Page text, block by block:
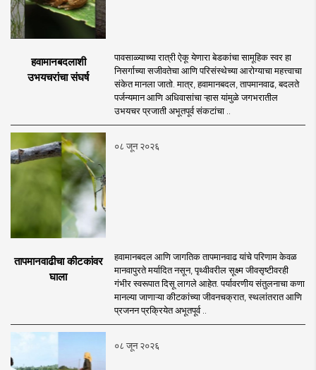
हवामानबदलाशी
उभयचरांचा संघर्ष
पावसाळ्याच्या रात्री ऐकू येणारा बेडकांचा सामूहिक स्वर हा
निसर्गाच्या सजीवतेचा आणि परिसंस्थेच्या आरोग्याचा महत्त्वाचा
संकेत मानला जातो. मात्र, हवामानबदल, तापमानवाढ, बदलते
पर्जन्यमान आणि अधिवासांचा ऱ्हास यांमुळे जगभरातील
उभयचर प्रजाती अभूतपूर्व संकटांचा ..
०८ जून २०२६
तापमानवाढीचा कीटकांवर
घाला
हवामानबदल आणि जागतिक तापमानवाढ यांचे परिणाम केवळ
मानवापुरते मर्यादित नसून, पृथ्वीवरील सूक्ष्म जीवसृष्टीवरही
गंभीर स्वरूपात दिसू लागले आहेत. पर्यावरणीय संतुलनाचा कणा
मानल्या जाणाऱ्या कीटकांच्या जीवनचक्रात, स्थलांतरात आणि
प्रजनन प्रक्रियेत अभूतपूर्व ..
०८ जून २०२६